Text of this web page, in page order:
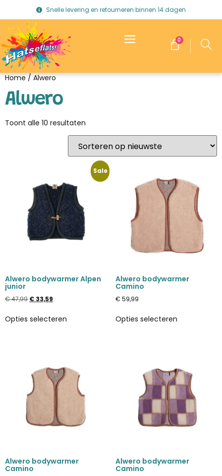
Snelle levering en retourneren binnen 14 dagen
0
Home/ Alwero
Alwero
Toont alle 10 resultaten
Sale
Alwero bodywarmer Alpen
junior
€47,99 € 33,59
Opties selecteren
Alwero bodywarmer
Camino
€ 59,99
Opties selecteren
Alwero bodywarmer
Camino
Alwero bodywarmer
Camino